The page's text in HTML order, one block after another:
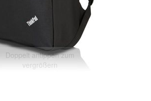
Doppelt antippen zum
vergrößern